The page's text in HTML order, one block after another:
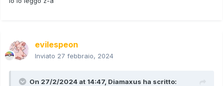
evilespeon
Inviato 27 febbraio, 2024
On 27/2/2024 at 14:47, Diamaxus ha scritto: